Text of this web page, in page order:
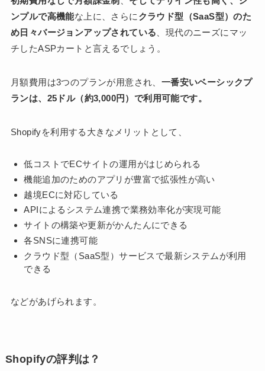
ンプルで高機能な上に、さらに クラウド型（SaaS型）のた
め日々バージョンアップされている 、現代のニーズにマッ
チしたASPカートと言えるでしょう。
月額費用は3つのプランが用意され、 一番安いベーシックプ
ランは、25ドル（約3,000円）で利用可能です。
Shopifyを利用する大きなメリットとして、
低コストでECサイトの運用がはじめられる
機能追加のためのアプリが豊富で拡張性が高い
越境ECに対応している
APIによるシステム連携で業務効率化が実現可能
サイトの構築や更新がかんたんにできる
各SNSに連携可能
クラウド型（SaaS型）サービスで最新システムが利用
できる
などがあげられます。
Shopifyの評判は？